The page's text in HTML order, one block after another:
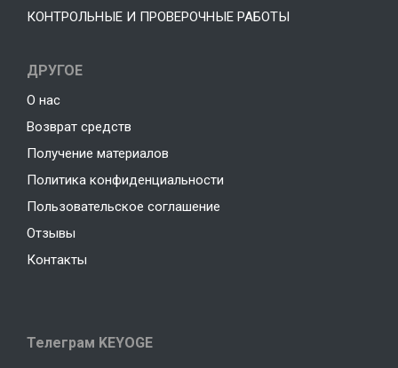
КОНТРОЛЬНЫЕ И ПРОВЕРОЧНЫЕ РАБОТЫ
ДРУГОЕ
О нас
Возврат средств
Получение материалов
Политика конфиденциальности
Пользовательское соглашение
Отзывы
Контакты
Телеграм KEYOGE